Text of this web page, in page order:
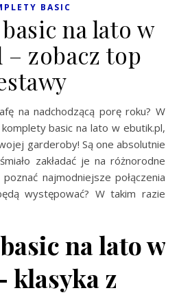
BASIC
na lato w
zobacz top
basic na lato w ebutik.pl,
garderoby! Są one absolutnie
zakładać je na różnorodne
najmodniejsze połączenia
występować? W takim razie
na lato w
klasyka z